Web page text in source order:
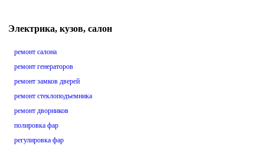
Электрика, кузов, салон
ремонт салона
ремонт генераторов
ремонт замков дверей
ремонт стеклоподъемника
ремонт дворников
полировка фар
регулировка фар